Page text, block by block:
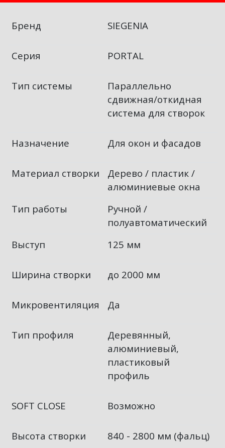
Бренд SIEGENIA
Серия PORTAL
Тип системы
Параллельно
сдвижная/откидная
система для створок
Назначение Для окон и фасадов
Материал створки
Дерево / пластик /
алюминиевые окна
Тип работы
Ручной /
полуавтоматический
Выступ
125 мм
Ширина створки до 2000 мм
Микровентиляция Да
Тип профиля
Деревянный,
алюминиевый,
пластиковый
профиль
SOFT CLOSE Возможно
Высота створки 840 - 2800 мм (фальц)